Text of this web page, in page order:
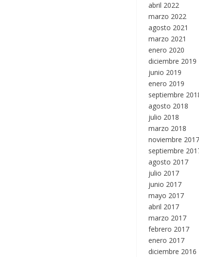
abril 2022
marzo 2022
agosto 2021
marzo 2021
enero 2020
diciembre 2019
junio 2019
enero 2019
septiembre
agosto 2018
julio 2018
marzo 2018
noviembre 2017
septiembre
agosto 2017
julio 2017
junio 2017
mayo 2017
abril 2017
marzo 2017
febrero 2017
enero 2017
diciembre 2016